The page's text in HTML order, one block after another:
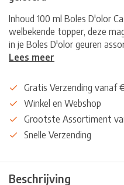
Inhoud 100 ml Boles D'olor
welbekende topper, deze
in je Boles D'olor geuren
Lees meer
Gratis Verzending vanaf
Winkel en Webshop
Grootste Assortiment
Snelle Verzending
Beschrijving